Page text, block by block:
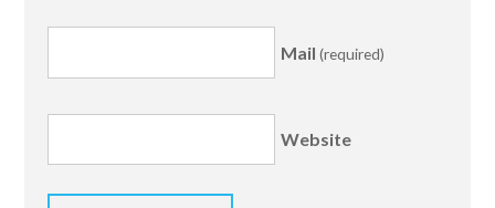
Mail (required)
Website